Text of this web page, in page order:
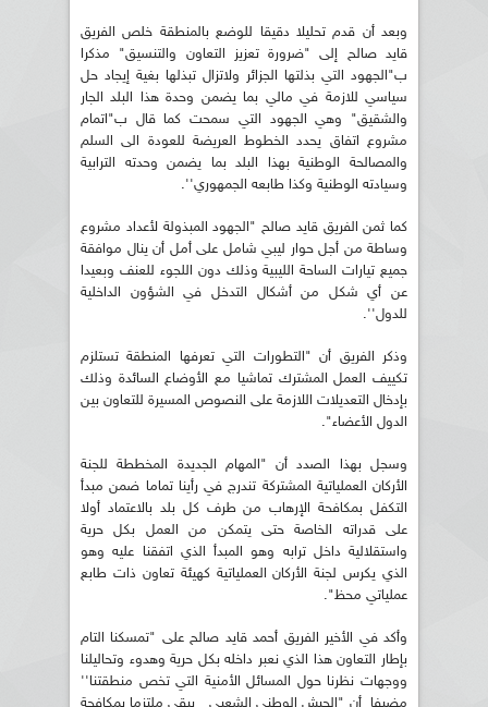
وبعد أن قدم تحليلا دقيقا للوضع بالمنطقة خلص الفريق
قايد صالح إلى "ضرورة تعزيز التعاون والتنسيق" مذكرا
ب"الجهود التي بذلتها الجزائر ولاتزال تبذلها بغية إيجاد حل
سياسي للازمة في مالي بما يضمن وحدة هذا البلد الجار
والشقيق" وهي الجهود التي سمحت كما قال ب"اتمام
مشروع اتفاق يحدد الخطوط العريضة للعودة الى السلم
والمصالحة الوطنية بهذا البلد بما يضمن وحدته الترابية
وسيادته الوطنية وكذا طابعه الجمهوري''.
كما ثمن الفريق قايد صالح "الجهود المبذولة لأعداد مشروع
وساطة من أجل حوار ليبي شامل على أمل أن ينال موافقة
جميع تيارات الساحة الليبية وذلك دون اللجوء للعنف وبعيدا
عن أي شكل من أشكال التدخل في الشؤون الداخلية
للدول''.
وذكر الفريق أن "التطورات التي تعرفها المنطقة تستلزم
تكييف العمل المشترك تماشيا مع الأوضاع السائدة وذلك
بإدخال التعديلات اللازمة على النصوص المسيرة للتعاون بين
الدول الأعضاء".
وسجل بهذا الصدد أن "المهام الجديدة المخططة للجنة
الأركان العملياتية المشتركة تندرج في رأينا تماما ضمن مبدأ
التكفل بمكافحة الإرهاب من طرف كل بلد بالاعتماد أولا
على قدراته الخاصة حتى يتمكن من العمل بكل حرية
واستقلالية داخل ترابه وهو المبدأ الذي اتفقنا عليه وهو
الذي يكرس لجنة الأركان العملياتية كهيئة تعاون ذات طابع
عملياتي محظ".
وأكد في الأخير الفريق أحمد قايد صالح على "تمسكنا التام
بإطار التعاون هذا الذي نعبر داخله بكل حرية وهدوء وتحاليلنا
ووجهات نظرنا حول المسائل الأمنية التي تخص منطقتنا''
مضيفا أن "الجيش الوطني الشعبي يبقى ملتزما بمكافحة